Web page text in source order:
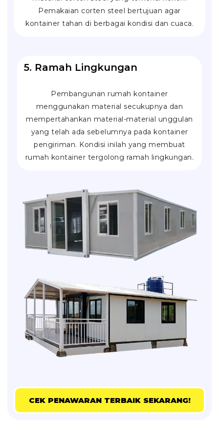
Pemakaian corten steel bertujuan agar
kontainer tahan di berbagai kondisi dan cuaca.
5. Ramah Lingkungan
Pembangunan rumah kontainer
menggunakan material secukupnya dan
mempertahankan material-material unggulan
yang telah ada sebelumnya pada kontainer
pengiriman. Kondisi inilah yang membuat
rumah kontainer tergolong ramah lingkungan.
CEK PENAWARAN TERBAIK SEKARANG!